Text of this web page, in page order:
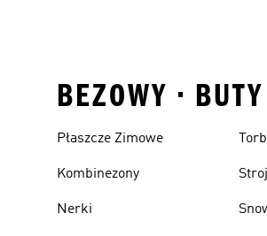
BEZOWY •
Płaszcze Zimowe
Kombinezony
Nerki